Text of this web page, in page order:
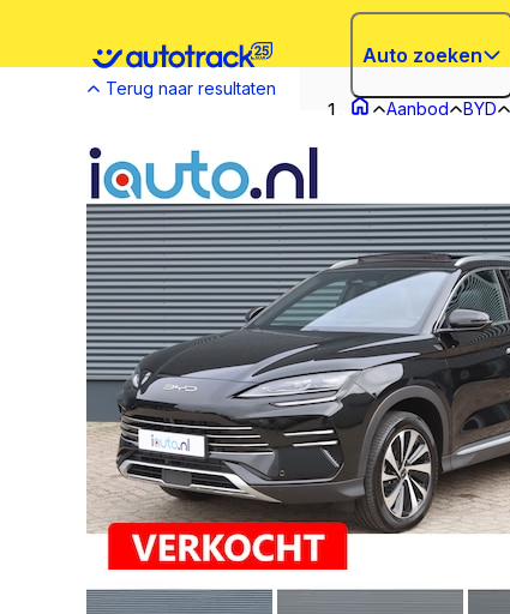
Auto zoeken
Terug naar resultaten
Aanbod
BYD